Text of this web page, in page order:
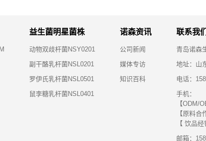
益生菌明星菌株
动物双歧杆菌NSY0201
副干酪乳杆菌NSL0201
罗伊氏乳杆菌NSL0501
鼠李糖乳杆菌NSL0401
诺森资讯
公司新闻
媒体专访
知识百科
联系我们
青岛诺森
地址：山
电话：
手机：
【ODM/
【原料
【 饮品
邮箱：